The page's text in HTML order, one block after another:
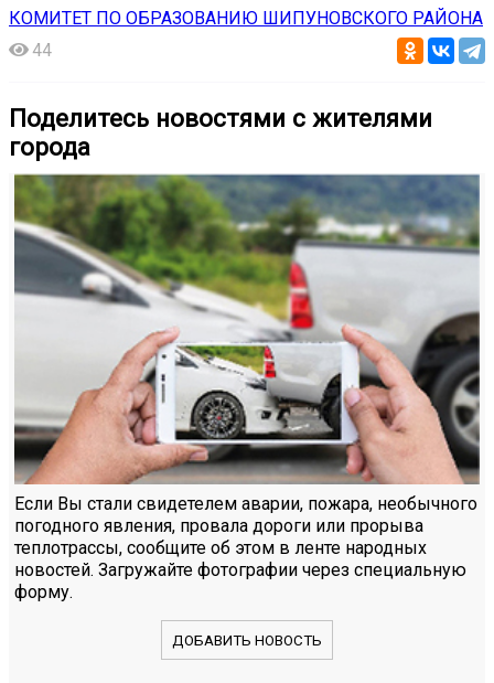
КОМИТЕТ ПО ОБРАЗОВАНИЮ ШИПУНОВСКОГО РАЙОНА
44
Поделитесь новостями с жителями
города
Если Вы стали свидетелем аварии, пожара, необычного
погодного явления, провала дороги или прорыва
теплотрассы, сообщите об этом в ленте народных
новостей. Загружайте фотографии через специальную
форму.
ДОБАВИТЬ НОВОСТЬ